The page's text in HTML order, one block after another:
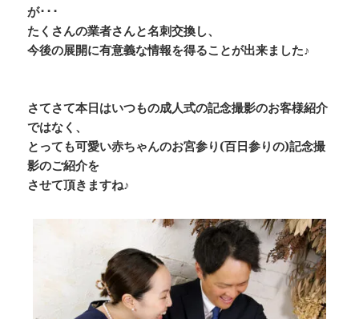
が･･･
たくさんの業者さんと名刺交換し、
今後の展開に有意義な情報を得ることが出来ました♪
さてさて本日はいつもの成人式の記念撮影のお客様紹介
ではなく、
とっても可愛い赤ちゃんのお宮参り(百日参りの)記念撮
影のご紹介を
させて頂きますね♪